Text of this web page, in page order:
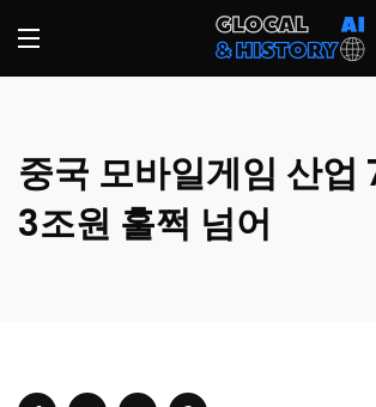
중국 모바일게임 산업
3조원 훌쩍 넘어